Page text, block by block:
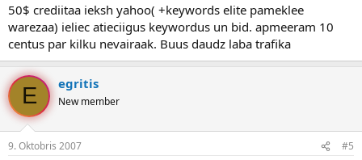
50$ crediitaa ieksh yahoo( +keywords elite pameklee
warezaa) ieliec atieciigus keywordus un bid. apmeeram 10
centus par kilku nevairaak. Buus daudz laba trafika
E egritis
New member
9. Oktobris 2007 #5